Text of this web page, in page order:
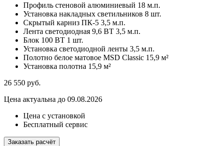
Профиль стеновой алюминиевый 18 м.п.
Установка накладных светильников 8 шт.
Скрытый карниз ПК-5 3,5 м.п.
Лента светодиодная 9,6 ВТ 3,5 м.п.
Блок 100 ВТ 1 шт.
Установка светодиодной ленты 3,5 м.п.
Полотно белое матовое MSD Classic 15,9 м²
Установка полотна 15,9 м²
26 550 руб.
Цена актуальна до 09.08.2026
Цена с установкой
Бесплатный сервис
Заказать расчёт